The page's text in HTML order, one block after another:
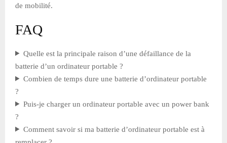
de mobilité.
FAQ
Quelle est la principale raison d’une défaillance de la
batterie d’un ordinateur portable ?
Combien de temps dure une batterie d’ordinateur portable
?
Puis-je charger un ordinateur portable avec un power bank
?
Comment savoir si ma batterie d’ordinateur portable est à